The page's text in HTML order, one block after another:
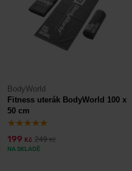
BodyWorld
Fitness uterák BodyWorld 100 x
50 cm
199 Kč 249Kč
NA SKLADĚ